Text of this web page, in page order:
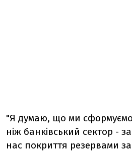
"Я думаю, що ми
ніж банківський сектор -
нас покриття резервами